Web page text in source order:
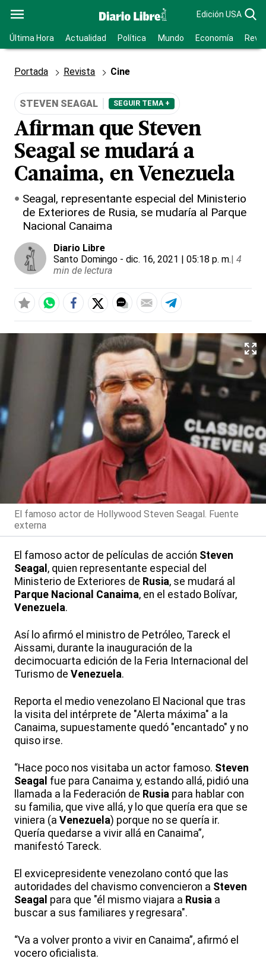
Edición USA
Última Hora Actualidad Política Mundo Economía
Portada Revista Cine
STEVEN SEAGAL SEGUIR TEMA +
Afirman que Steven
Seagal se mudará a
Canaima, en Venezuela
Seagal, representante especial del Ministerio
de Exteriores de Rusia, se mudaría al Parque
Nacional Canaima
Diario Libre
Santo Domingo - dic. 16, 2021 | 05:18 p. m.| 4
min de lectura
El famoso actor de Hollywood Steven Seagal. Fuente
externa
El famoso actor de películas de acción Steven
Seagal , quien representante especial del
Ministerio de Exteriores de Rusia, se mudará al
Parque Nacional Canaima, en el estado Bolívar,
Venezuela.
Así lo afirmó el ministro de Petróleo, Tareck el
Aissami, durante la inauguración de la
decimocuarta edición de la Feria Internacional del
Turismo de Venezuela.
Reporta el medio venezolano El Nacional que tras
la visita del intérprete de "Alerta máxima" a la
Canaima, supuestamente quedó "encantado" y no
quiso irse.
“Hace poco nos visitaba un actor famoso. Steven
Seagal fue para Canaima y, estando allá, pidió una
llamada a la Federación de Rusia para hablar con
su familia, que vive allá, y lo que quería era que se
viniera (a Venezuela) porque no se quería ir.
Quería quedarse a vivir allá en Canaima”,
manifestó Tareck.
El exvicepresidente venezolano contó que las
autoridades del chavismo convencieron a Steven
Seagal para que "él mismo viajara a Rusia a
buscar a sus familiares y regresara".
“Va a volver pronto a vivir en Canaima”, afirmó el
vocero oficialista.